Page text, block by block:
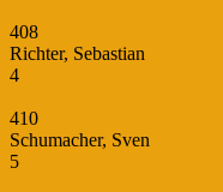
408
Richter, Sebastian
4
410
Schumacher, Sven
5